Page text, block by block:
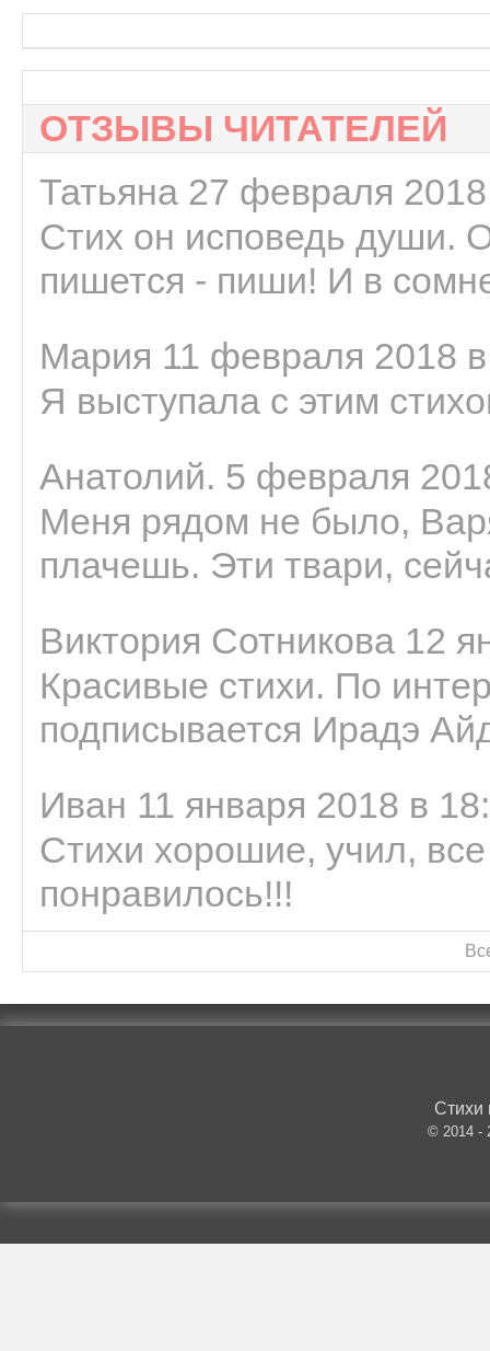
ОТЗЫВЫ ЧИТАТЕЛЕЙ
Татьяна 27 февраля
Стих он исповедь души.
пишется - пиши! И в
Мария 11 февраля 2018
Я выступала с этим
Анатолий. 5 февраля
Меня рядом не было,
плачешь. Эти твари,
Виктория Сотникова 12
Красивые стихи. По
подписывается Ирадэ
Иван 11 января 2018 в
Стихи хорошие, учил,
понравилось!!!
Стихи
© 2014 -